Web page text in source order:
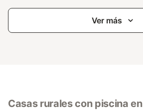
Ver más
Casas rurales con piscina